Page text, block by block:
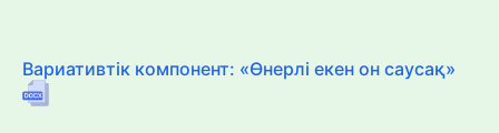
Вариативтік компонент: «Өнерлі екен он саусақ»